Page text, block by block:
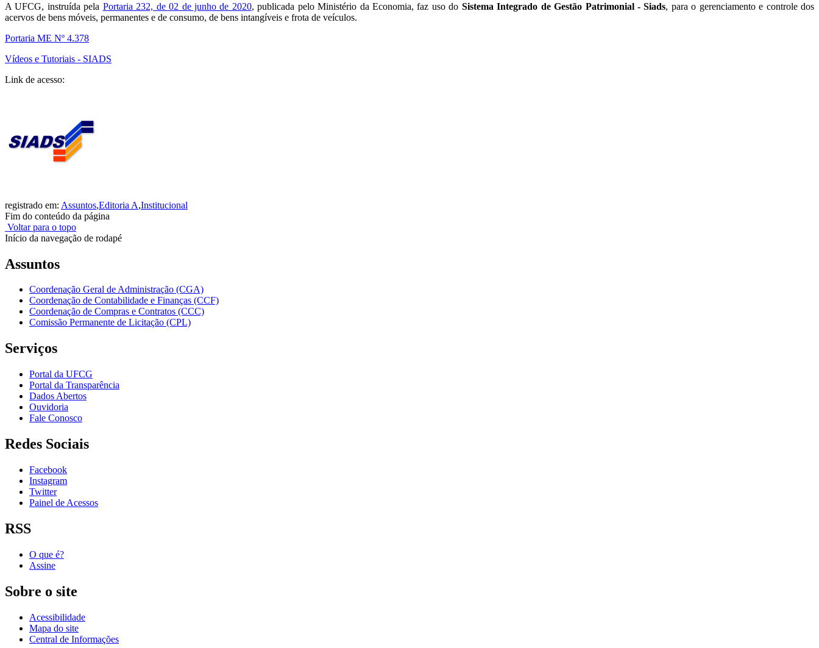
A UFCG, instruída pela Portaria 232, de 02 de junho de 2020, publicada pelo Ministério da Economia, faz uso do Sistema Integrado de Gestão Patrimonial - Siads, para o gerenciamento e controle dos
acervos de bens móveis, permanentes e de consumo, de bens intangíveis e frota de veículos.
Portaria ME Nº 4.378
Vídeos e Tutoriais - SIADS
Link de acesso:
registrado em: Assuntos,Editoria A,Institucional
Fim do conteúdo da página
Voltar para o topo
Início da navegação de rodapé
Assuntos
Coordenação Geral de Administração (CGA)
Coordenação de Contabilidade e Finanças (CCF)
Coordenação de Compras e Contratos (CCC)
Comissão Permanente de Licitação (CPL)
Serviços
Portal da UFCG
Portal da Transparência
Dados Abertos
Ouvidoria
Fale Conosco
Redes Sociais
Facebook
Instagram
Twitter
Painel de Acessos
RSS
O que é?
Assine
Sobre o site
Acessibilidade
Mapa do site
Central de Informações